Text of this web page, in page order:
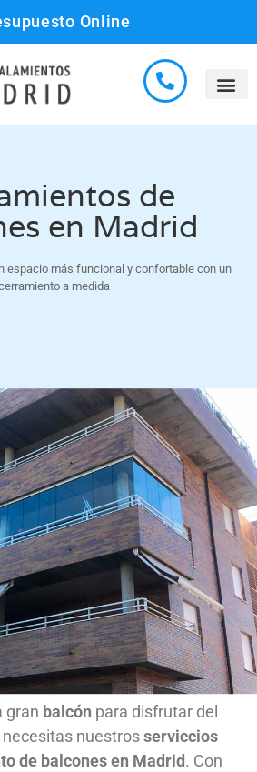
Online
de
en Madrid
espacio más funcional y confortable con un
a medida
gran balcón para disfrutar del
necesitas nuestrosserviccios
de balcones en Madrid. Con